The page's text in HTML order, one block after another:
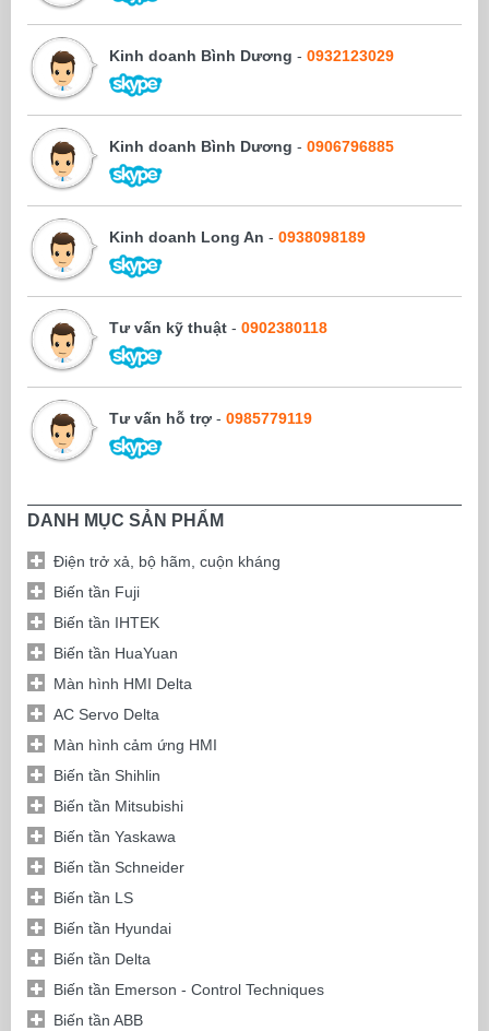
Kinh doanh Bình Dương - 0932123029
Kinh doanh Bình Dương - 0906796885
Kinh doanh Long An - 0938098189
Tư vấn kỹ thuật - 0902380118
Tư vấn hỗ trợ - 0985779119
DANH MỤC SẢN PHẨM
Điện trở xả, bộ hãm, cuộn kháng
Biến tần Fuji
Biến tần IHTEK
Biến tần HuaYuan
Màn hình HMI Delta
AC Servo Delta
Màn hình cảm ứng HMI
Biến tần Shihlin
Biến tần Mitsubishi
Biến tần Yaskawa
Biến tần Schneider
Biến tần LS
Biến tần Hyundai
Biến tần Delta
Biến tần Emerson - Control Techniques
Biến tần ABB